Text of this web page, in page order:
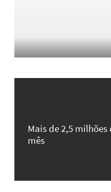
Mais de 2,5
mês